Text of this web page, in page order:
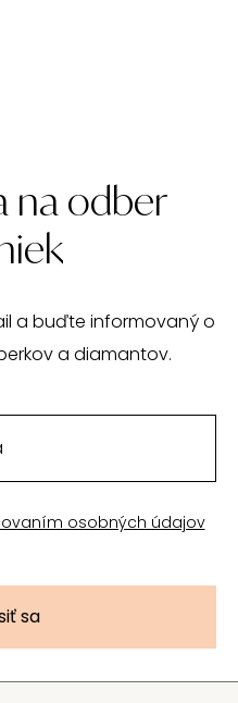
na odber
a buďte informovaný o
a diamantov.
osobných údajov
sa